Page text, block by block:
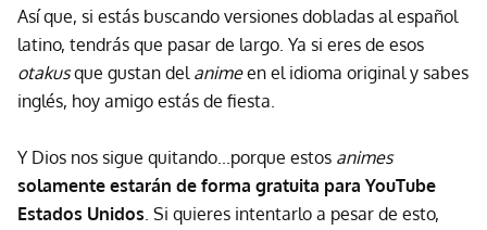
Así que, si estás buscando versiones dobladas al español
latino, tendrás que pasar de largo. Ya si eres de esos
otakusque gustan del animeen el idioma original y sabes
inglés, hoy amigo estás de fiesta.
Y Dios nos sigue quitando...porque estos animes
solamente estarán de forma gratuita para YouTube
Estados Unidos . Si quieres intentarlo a pesar de esto,